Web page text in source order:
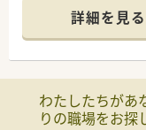
信を持っておす
＊
【店舗情報と応
■最寄り駅から
■主な応需科目
30枚程度のため
詳細を見る
わたしたちがあ
りの職場をお探